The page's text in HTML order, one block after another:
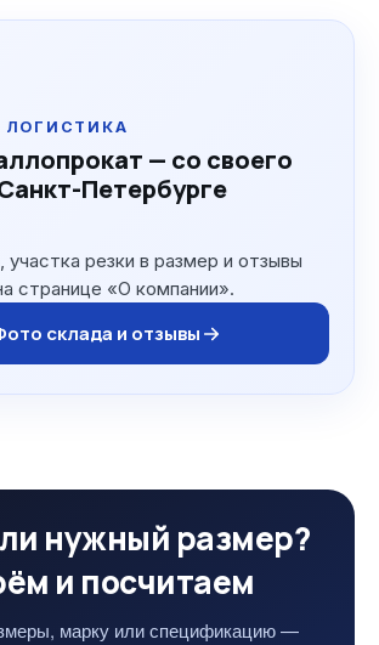
ЛОГИСТИКА
— со своего
Петербурге
резки в размер и отзывы
странице «О компании».
склада и отзывы
нужный размер?
и посчитаем
марку или спецификацию —